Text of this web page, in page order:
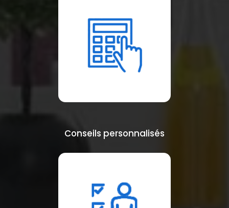
Conseils personnalisés